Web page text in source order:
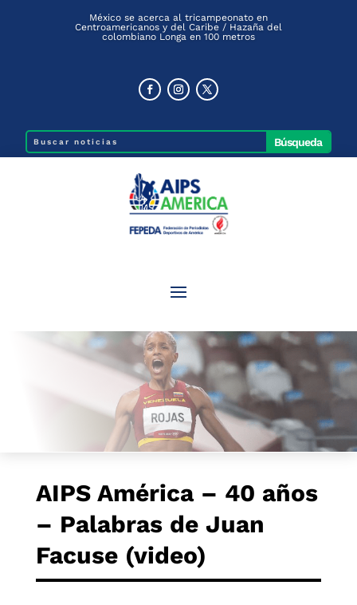
México se acerca al tricampeonato en
Centroamericanos y del Caribe / Hazaña del
colombiano Longa en 100 metros
AIPS América – 40 años
– Palabras de Juan
Facuse (video)